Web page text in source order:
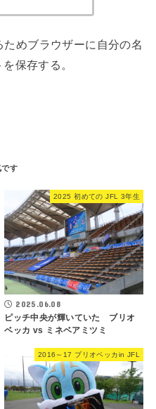
めブラウザーに自分の名
保存する。
2025 初めての JFL 3年生
2025.06.08
ピッチ中央が輝いていた ブリオ
ベッカ vs ミネベアミツミ
2016～17 ブリオベッカin JFL